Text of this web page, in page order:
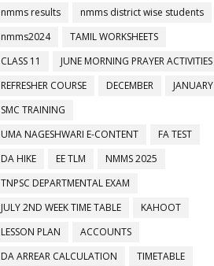
nmms results
nmms district wise students
nmms2024
TAMIL WORKSHEETS
CLASS 11
JUNE MORNING PRAYER ACTIVITIES
REFRESHER COURSE
DECEMBER
JANUARY
SMC TRAINING
UMA NAGESHWARI E-CONTENT
FA TEST
DA HIKE
EE TLM
NMMS 2025
TNPSC DEPARTMENTAL EXAM
JULY 2ND WEEK TIME TABLE
KAHOOT
LESSON PLAN
ACCOUNTS
DA ARREAR CALCULATION
TIMETABLE